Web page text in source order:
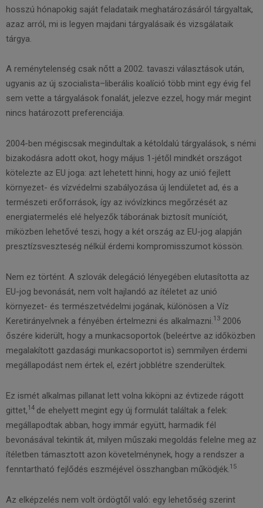
hosszú hónapokig saját feladataik meghatározásáról tárgyaltak,
azaz arról, mi is legyen majdani tárgyalásaik és vizsgálataik
tárgya.
A reménytelenség csak nőtt a 2002. tavaszi választások után,
ugyanis az új szocialista–liberális koalíció több mint egy évig fel
sem vette a tárgyalások fonalát, jelezve ezzel, hogy már megint
nincs határozott preferenciája.
2004-ben mégiscsak megindultak a kétoldalú tárgyalások, s némi
bizakodásra adott okot, hogy május 1-jétől mindkét országot
kötelezte az EU joga: azt lehetett hinni, hogy az unió fejlett
környezet- és vízvédelmi szabályozása új lendületet ad, és a
természeti erőforrások, így az ivóvízkincs megőrzését az
energiatermelés elé helyezők táborának biztosít muníciót,
miközben lehetővé teszi, hogy a két ország az EU-jog alapján
presztízsveszteség nélkül érdemi kompromisszumot kössön.
Nem ez történt. A szlovák delegáció lényegében elutasította az
EU-jog bevonását, nem volt hajlandó az ítéletet az unió
környezet- és természetvédelmi jogának, különösen a Víz
Keretirányelvnek a fényében értelmezni és alkalmazni.13 2006
őszére kiderült, hogy a munkacsoportok (beleértve az időközben
megalakított gazdasági munkacsoportot is) semmilyen érdemi
megállapodást nem értek el, ezért jobblétre szenderültek.
Ez ismét alkalmas pillanat lett volna kiköpni az évtizede rágott
gittet,14 de ehelyett megint egy új formulát találtak a felek:
megállapodtak abban, hogy immár együtt, harmadik fél
bevonásával tekintik át, milyen műszaki megoldás felelne meg az
ítéletben támasztott azon követelménynek, hogy a rendszer a
fenntartható fejlődés eszméjével összhangban működjék.15
Az elképzelés nem volt ördögtől való: egy lehetőség szerint